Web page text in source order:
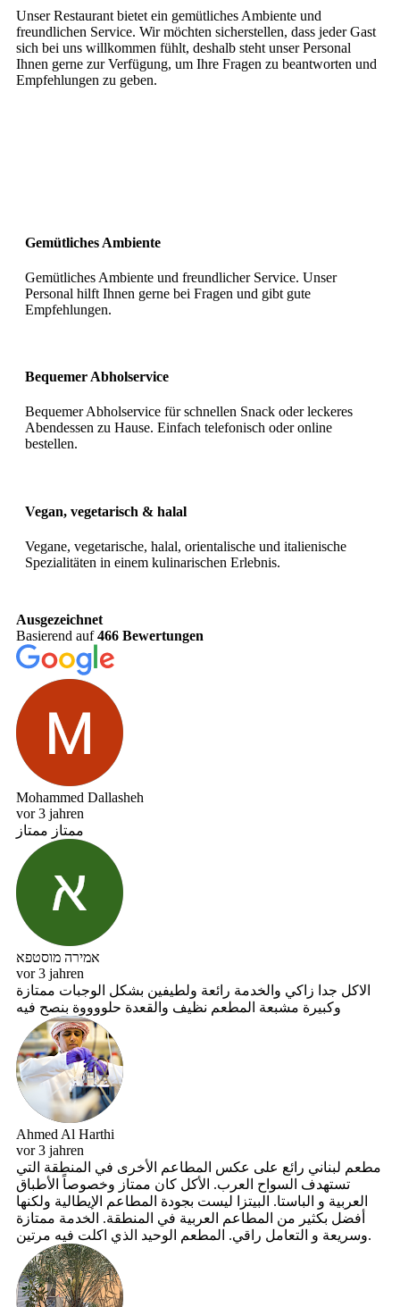
Unser Restaurant bietet ein gemütliches Ambiente und
freundlichen Service. Wir möchten sicherstellen, dass jeder Gast
sich bei uns willkommen fühlt, deshalb steht unser Personal
Ihnen gerne zur Verfügung, um Ihre Fragen zu beantworten und
Empfehlungen zu geben.
Gemütliches Ambiente
Gemütliches Ambiente und freundlicher Service. Unser
Personal hilft Ihnen gerne bei Fragen und gibt gute
Empfehlungen.
Bequemer Abholservice
Bequemer Abholservice für schnellen Snack oder leckeres
Abendessen zu Hause. Einfach telefonisch oder online
bestellen.
Vegan, vegetarisch & halal
Vegane, vegetarische, halal, orientalische und italienische
Spezialitäten in einem kulinarischen Erlebnis.
Ausgezeichnet
Basierend auf466 Bewertungen
Mohammed Dallasheh
vor 3 jahren
ممتاز ممتاز
אמירה מוסטפא
vor 3 jahren
الاكل جدا زاكي والخدمة رائعة ولطيفين بشكل الوجبات ممتازة
وكبيرة مشبعة المطعم نظيف والقعدة حلووووة بنصح فيه
Ahmed Al Harthi
vor 3 jahren
مطعم لبناني رائع على عكس المطاعم الأخرى في المنطقة التي
تستهدف السواح العرب. الأكل كان ممتاز وخصوصاً الأطباق
العربية و الباستا. البيتزا ليست بجودة المطاعم الإيطالية ولكنها
أفضل بكثير من المطاعم العربية في المنطقة. الخدمة ممتازة
وسريعة و التعامل راقي. المطعم الوحيد الذي اكلت فيه مرتين.